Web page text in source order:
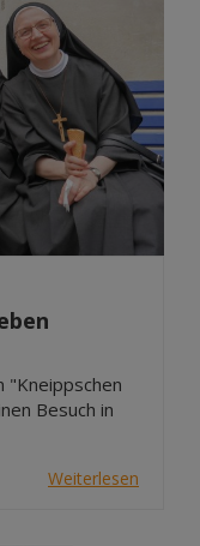
"Kneippschen
Besuch in
Weiterlesen